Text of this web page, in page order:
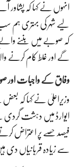
انہوں نے کہا کہ پشاور
لیے شہر کی بہتری ہم
کہ صوبے میں بننے
گے اور غلط کام کرنے
وفاق کے واجبات اور
ایوارڈ میں دہشت
فیصد حصے پر اعتراض
سے زیادہ قربانیاں دی